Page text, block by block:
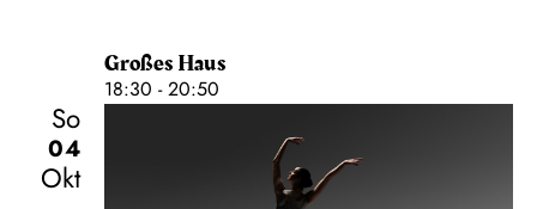
Großes Haus
18:30 - 20:50
So
04
Okt